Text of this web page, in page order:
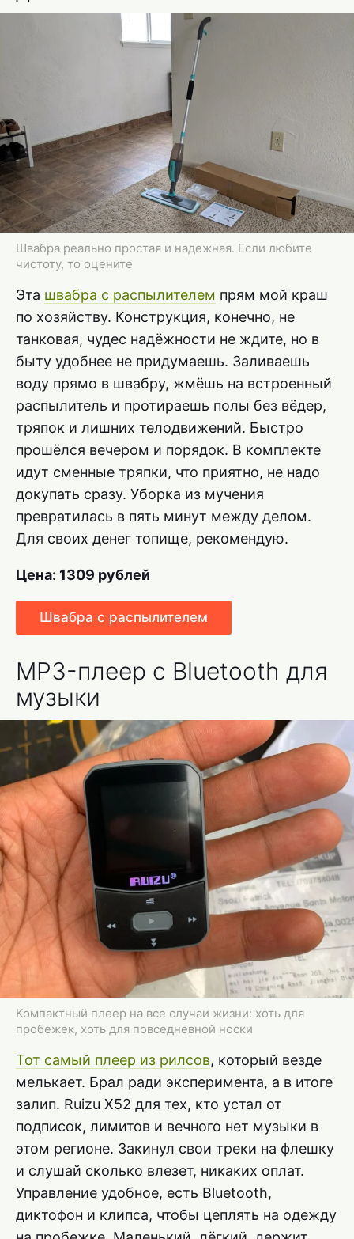
Швабра реально простая и надежная. Если любите
чистоту, то оцените
Эта швабра с распылителем прям мой краш
по хозяйству. Конструкция, конечно, не
танковая, чудес надёжности не ждите, но в
быту удобнее не придумаешь. Заливаешь
воду прямо в швабру, жмёшь на встроенный
распылитель и протираешь полы без вёдер,
тряпок и лишних телодвижений. Быстро
прошёлся вечером и порядок. В комплекте
идут сменные тряпки, что приятно, не надо
докупать сразу. Уборка из мучения
превратилась в пять минут между делом.
Для своих денег топище, рекомендую.
Цена: 1309 рублей
Швабра с распылителем
MP3-плеер с Bluetooth для
музыки
Компактный плеер на все случаи жизни: хоть для
пробежек, хоть для повседневной носки
Тот самый плеер из рилсов, который везде
мелькает. Брал ради эксперимента, а в итоге
залип. Ruizu X52 для тех, кто устал от
подписок, лимитов и вечного нет музыки в
этом регионе. Закинул свои треки на флешку
и слушай сколько влезет, никаких оплат.
Управление удобное, есть Bluetooth,
диктофон и клипса, чтобы цеплять на одежду